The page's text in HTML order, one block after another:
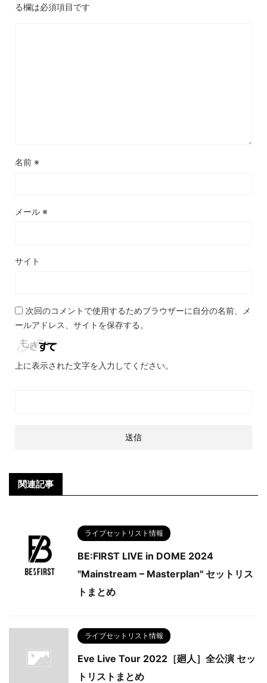
る欄は必須項目です
名前 ※
メール ※
サイト
次回のコメントで使用するためブラウザーに自分の名前、メ
ールアドレス、サイトを保存する。
上に表示された文字を入力してください。
関連記事
ライブセットリスト情報
BE:FIRST LIVE in DOME 2024
"Mainstream – Masterplan" セットリス
トまとめ
ライブセットリスト情報
Eve Live Tour 2022［廻人］全公演 セッ
トリストまとめ